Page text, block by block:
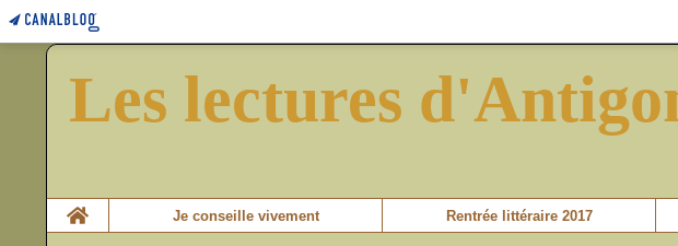
Les lectures
Home
Je conseille vivement Rentrée littéraire 2017